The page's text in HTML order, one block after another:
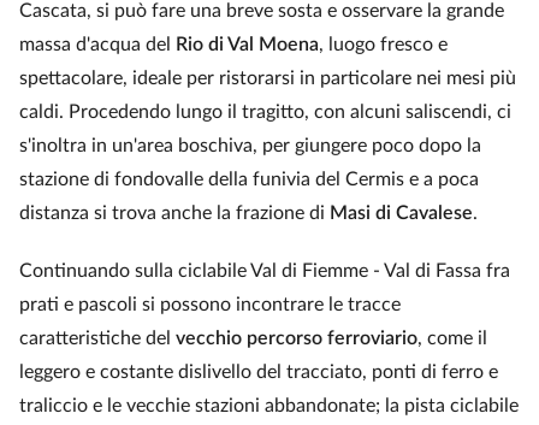
Cascata, si può fare una breve sosta e osservare la grande
massa d'acqua del
Rio di Val Moena, luogo fresco e
spettacolare, ideale per ristorarsi in particolare nei mesi più
caldi. Procedendo lungo il tragitto, con alcuni saliscendi, ci
s'inoltra in un'area boschiva, per giungere poco dopo la
stazione di fondovalle della funivia del Cermis e a poca
distanza si trova anche la frazione di Masi di Cavalese.
Continuando sulla ciclabile Val di Fiemme - Val di Fassa fra
prati e pascoli si possono incontrare le tracce
caratteristiche del vecchio percorso ferroviario, come il
leggero e costante dislivello del tracciato, ponti di ferro e
traliccio e le vecchie stazioni abbandonate; la pista ciclabile